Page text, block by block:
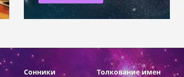
Сонники Толкование имен